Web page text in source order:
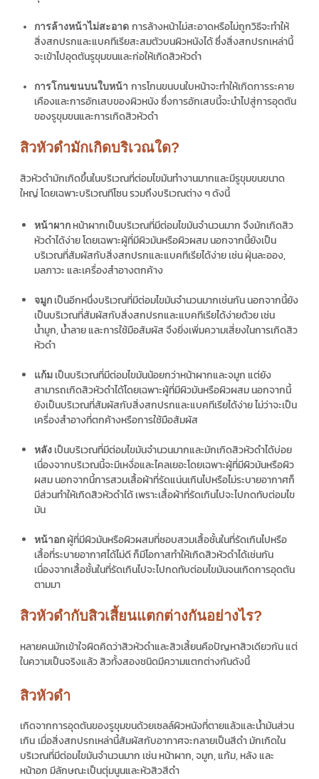
การล้างหน้าไม่สะอาด การล้างหน้าไม่สะอาดหรือไม่ถูกวิธีจะทำให้
สิ่งสกปรกและแบคทีเรียสะสมตัวบนผิวหนังได้ ซึ่งสิ่งสกปรกเหล่านี้
จะเข้าไปอุดตันรูขุมขนและก่อให้เกิดสิวหัวดำ
การโกนขนบนใบหน้า การโกนขนบนใบหน้าจะทำให้เกิดการระคาย
เคืองและการอักเสบของผิวหนัง ซึ่งการอักเสบนี้จะนำไปสู่การอุดตัน
ของรูขุมขนและการเกิดสิวหัวดำ
สิวหัวดำมักเกิดบริเวณใด?
สิวหัวดำมักเกิดขึ้นในบริเวณที่ต่อมไขมันทำงานมากและมีรูขุมขนขนาด
ใหญ่ โดยเฉพาะบริเวณทีโซน รวมถึงบริเวณต่าง ๆ ดังนี้
หน้าผาก หน้าผากเป็นบริเวณที่มีต่อมไขมันจำนวนมาก จึงมักเกิดสิว
หัวดำได้ง่าย โดยเฉพาะผู้ที่มีผิวมันหรือผิวผสม นอกจากนี้ยังเป็น
บริเวณที่สัมผัสกับสิ่งสกปรกและแบคทีเรียได้ง่าย เช่น ฝุ่นละออง,
มลภาวะ และเครื่องสำอางตกค้าง
จมูก เป็นอีกหนึ่งบริเวณที่มีต่อมไขมันจำนวนมากเช่นกัน นอกจากนี้ยัง
เป็นบริเวณที่สัมผัสกับสิ่งสกปรกและแบคทีเรียได้ง่ายด้วย เช่น
น้ำมูก, น้ำลาย และการใช้มือสัมผัส จึงยิ่งเพิ่มความเสี่ยงในการเกิดสิว
หัวดำ
แก้ม เป็นบริเวณที่มีต่อมไขมันน้อยกว่าหน้าผากและจมูก แต่ยัง
สามารถเกิดสิวหัวดำได้โดยเฉพาะผู้ที่มีผิวมันหรือผิวผสม นอกจากนี้
ยังเป็นบริเวณที่สัมผัสกับสิ่งสกปรกและแบคทีเรียได้ง่าย ไม่ว่าจะเป็น
เครื่องสำอางที่ตกค้างหรือการใช้มือสัมผัส
หลัง เป็นบริเวณที่มีต่อมไขมันจำนวนมากและมักเกิดสิวหัวดำได้บ่อย
เนื่องจากบริเวณนี้จะมีเหงื่อและไคลเยอะโดยเฉพาะผู้ที่มีผิวมันหรือผิว
ผสม นอกจากนี้การสวมเสื้อผ้าที่รัดแน่นเกินไปหรือไม่ระบายอากาศก็
มีส่วนทำให้เกิดสิวหัวดำได้ เพราะเสื้อผ้าที่รัดเกินไปจะไปกดทับต่อมไข
มัน
หน้าอก ผู้ที่มีผิวมันหรือผิวผสมที่ชอบสวมเสื้อชั้นในที่รัดเกินไปหรือ
เสื้อที่ระบายอากาศได้ไม่ดี ก็มีโอกาสทำให้เกิดสิวหัวดำได้เช่นกัน
เนื่องจากเสื้อชั้นในที่รัดเกินไปจะไปกดทับต่อมไขมันจนเกิดการอุดตัน
ตามมา
สิวหัวดำกับสิวเสี้ยนแตกต่างกันอย่างไร?
หลายคนมักเข้าใจผิดคิดว่าสิวหัวดำและสิวเสี้ยนคือปัญหาสิวเดียวกัน แต่
ในความเป็นจริงแล้ว สิวทั้งสองชนิดมีความแตกต่างกันดังนี้
สิวหัวดำ
เกิดจากการอุดตันของรูขุมขนด้วยเซลล์ผิวหนังที่ตายแล้วและน้ำมันส่วน
เกิน เมื่อสิ่งสกปรกเหล่านี้สัมผัสกับอากาศจะกลายเป็นสีดำ มักเกิดใน
บริเวณที่มีต่อมไขมันจำนวนมาก เช่น หน้าผาก, จมูก, แก้ม, หลัง และ
หน้าอก มีลักษณะเป็นตุ่มนูนและหัวสิวสีดำ